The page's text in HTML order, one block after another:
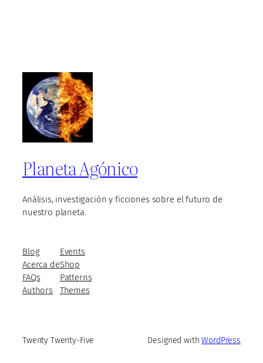
Planeta Agónico
Análisis, investigación y ficciones sobre el futuro de
nuestro planeta.
Blog
Acerca de
FAQs
Authors
Events
Shop
Patterns
Themes
Twenty Twenty-Five Designed withWordPress